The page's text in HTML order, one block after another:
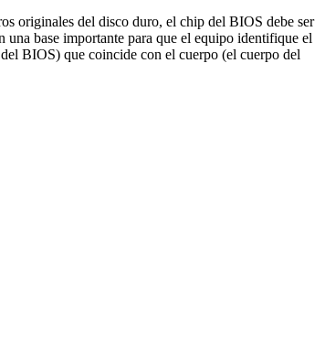
originales del disco duro, el chip del BIOS debe ser
base importante para que el equipo identifique el
BIOS) que coincide con el cuerpo (el cuerpo del